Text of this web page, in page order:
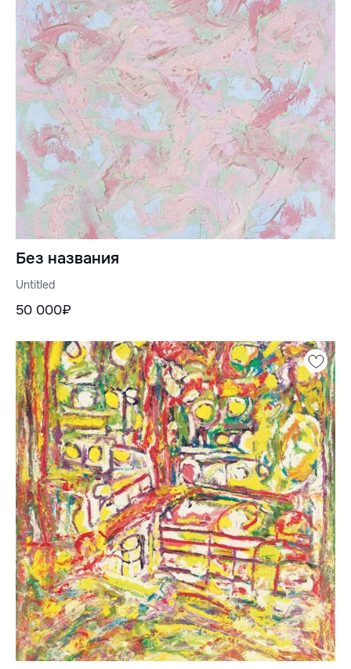
Без названия
Untitled
50 000₽